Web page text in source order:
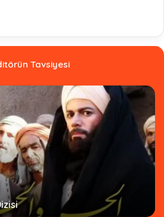
Tavsiyesi
Altyazılı - Tamamı